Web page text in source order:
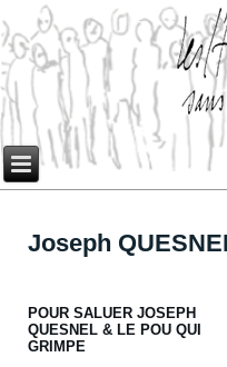
Joseph
POUR SALUER JOSEPH
QUESNEL & LE POU QUI
GRIMPE